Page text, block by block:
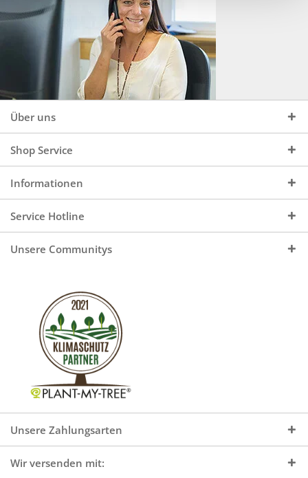
Über uns
Shop Service
Informationen
Service Hotline
Unsere Communitys
Unsere Zahlungsarten
Wir versenden mit: